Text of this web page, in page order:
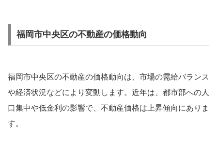
福岡市中央区の不動産の価格動向
福岡市中央区の不動産の価格動向は、市場の需給バランス
や経済状況などにより変動します。近年は、都市部への人
口集中や低金利の影響で、不動産価格は上昇傾向にありま
す。